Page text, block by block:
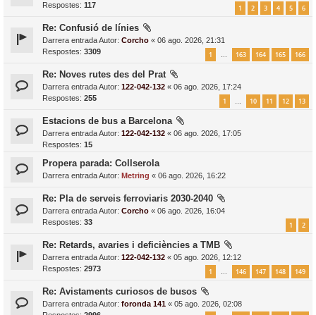
Respostes: 117 1 2 3 4 5 6
Re: Confusió de línies
Darrera entrada Autor: Corcho « 06 ago. 2026, 21:31
Respostes: 3309 1 … 163 164 165 166
Re: Noves rutes des del Prat
Darrera entrada Autor: 122-042-132 « 06 ago. 2026, 17:24
Respostes: 255 1 … 10 11 12 13
Estacions de bus a Barcelona
Darrera entrada Autor: 122-042-132 « 06 ago. 2026, 17:05
Respostes: 15
Propera parada: Collserola
Darrera entrada Autor: Metring « 06 ago. 2026, 16:22
Re: Pla de serveis ferroviaris 2030-2040
Darrera entrada Autor: Corcho « 06 ago. 2026, 16:04
Respostes: 33 1 2
Re: Retards, avaries i deficiències a TMB
Darrera entrada Autor: 122-042-132 « 05 ago. 2026, 12:12
Respostes: 2973 1 … 146 147 148 149
Re: Avistaments curiosos de busos
Darrera entrada Autor: foronda 141 « 05 ago. 2026, 02:08